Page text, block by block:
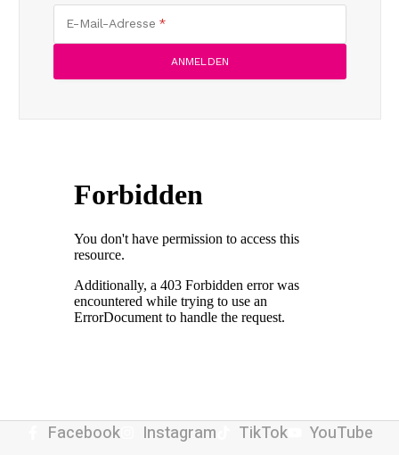
E-Mail-Adresse
Facebook Instagram TikTok YouTube